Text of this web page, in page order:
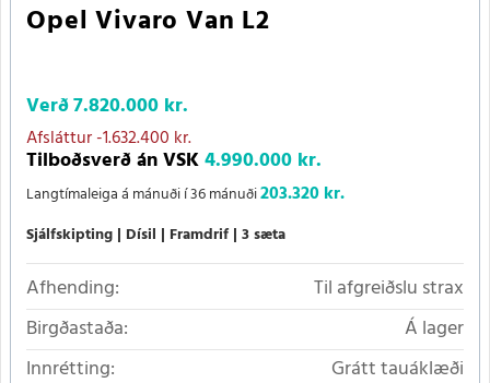
Opel Vivaro Van L2
Verð7.820.000 kr.
Afsláttur-1.632.400 kr.
Tilboðsverð án VSK4.990.000 kr.
Langtímaleiga á mánuði í 36 mánuði203.320 kr.
Sjálfskipting Dísil Framdrif 3 sæta
Afhending:
Til afgreiðslu strax
Birgðastaða:
Á lager
Innrétting:
Grátt tauáklæði